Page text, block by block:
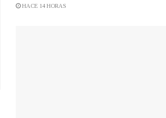
HACE 14 HORAS